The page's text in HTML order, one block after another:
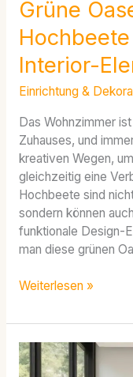
Grüne
Interior-
Einrichtung &
Das Wohnzimmer
Zuhauses, und
kreativen Wegen,
gleichzeitig eine
Hochbeete sind
sondern können
funktionale Design-
man diese grünen
Weiterlesen »
Einrichtungstipps
für